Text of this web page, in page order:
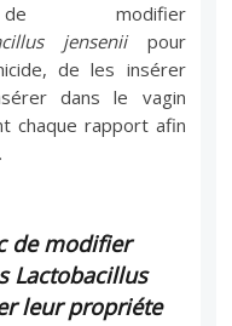
modifier
jensenii pour
de les insérer
dans le vagin
chaque rapport afin
de modifier
Lactobacillus
leur propriéte